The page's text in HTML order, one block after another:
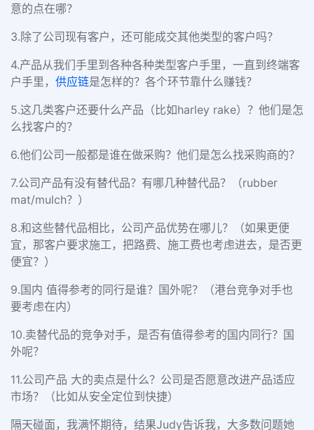
意的点在哪？
3.除了公司现有客户，还可能成交其他类型的客户吗？
4.产品从我们手里到各种各种类型客户手里，一直到终端客
户手里， 供应链是怎样的？各个环节靠什么赚钱？
5.这几类客户还要什么产品（比如harley rake）？他们是怎
么找客户的？
6.他们公司一般都是谁在做采购？他们是怎么找采购商的？
7.公司产品有没有替代品？有哪几种替代品？（rubber
mat/mulch？）
8.和这些替代品相比，公司产品优势在哪儿？（如果更便
宜，那客户要求施工，把路费、施工费也考虑进去，是否更
便宜？）
9.国内 值得参考的同行是谁？国外呢？（港台竞争对手也
要考虑在内）
10.卖替代品的竞争对手，是否有值得参考的国内同行？国
外呢？
11.公司产品 大的卖点是什么？公司是否愿意改进产品适应
市场？（比如从安全定位到快捷）
隔天碰面，我满怀期待，结果Judy告诉我，大多数问题她